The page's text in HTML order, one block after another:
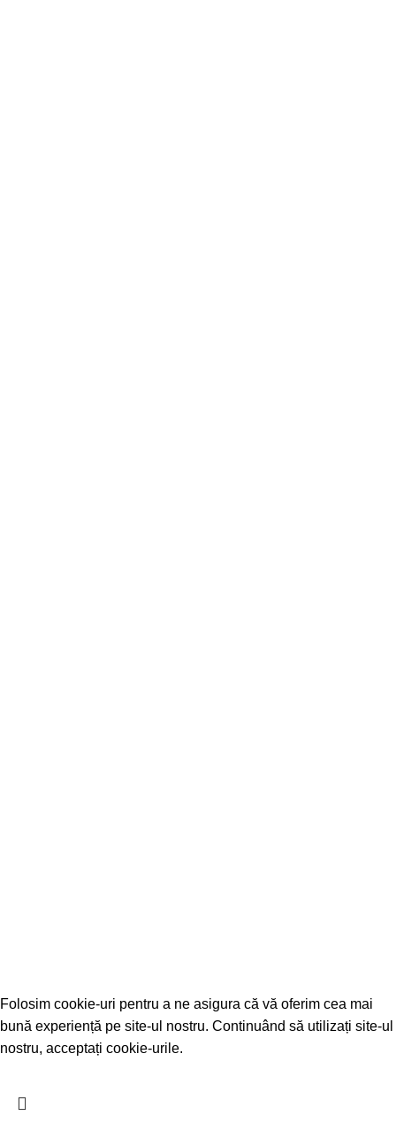
Folosim cookie-uri pentru a ne asigura că vă oferim cea mai
bună experiență pe site-ul nostru. Continuând să utilizați site-ul
nostru, acceptați cookie-urile.